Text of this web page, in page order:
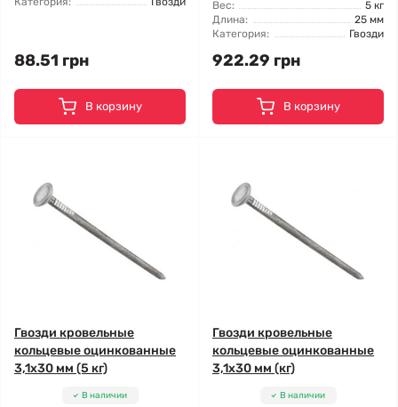
88.51 грн
В корзину
Вес:
5 кг
Длина:
25 мм
Категория:
Гвозди
922.29 грн
В корзину
Гвозди кровельные
кольцевые оцинкованные
3,1x30 мм (5 кг)
В наличии
Гвозди кровельные
кольцевые оцинкованные
3,1x30 мм (кг)
В наличии